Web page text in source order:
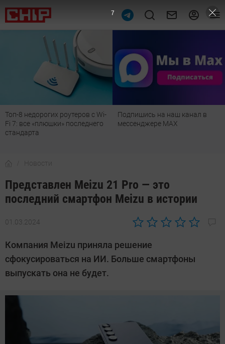
Подпишись на наш канал в
мессенджере МАХ
Рейтинг телевизоров 2026:
лучшие модели для гостиной,
Новости
Представлен Meizu 21 Pro — это
последний смартфон Meizu в истории
01.03.2024
Автор:
Калашников
Компания Meizu приняла решение
сфокусироваться на ИИ. Больше смартфоны
выпускать она не будет.
6